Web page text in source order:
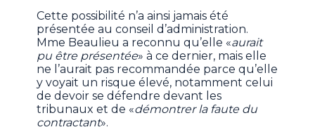
Cette possibilité n’a ainsi jamais été
présentée au conseil d’administration.
Mme Beaulieu a reconnu qu’elle «aurait
pu être présentée» à ce dernier, mais elle
ne l’aurait pas recommandée parce qu’elle
y voyait un risque élevé, notamment celui
de devoir se défendre devant les
tribunaux et de «démontrer la faute du
contractant».